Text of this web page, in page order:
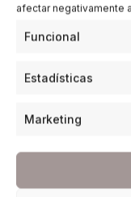
afectar negativamente
Funcional
Estadísticas
Marketing